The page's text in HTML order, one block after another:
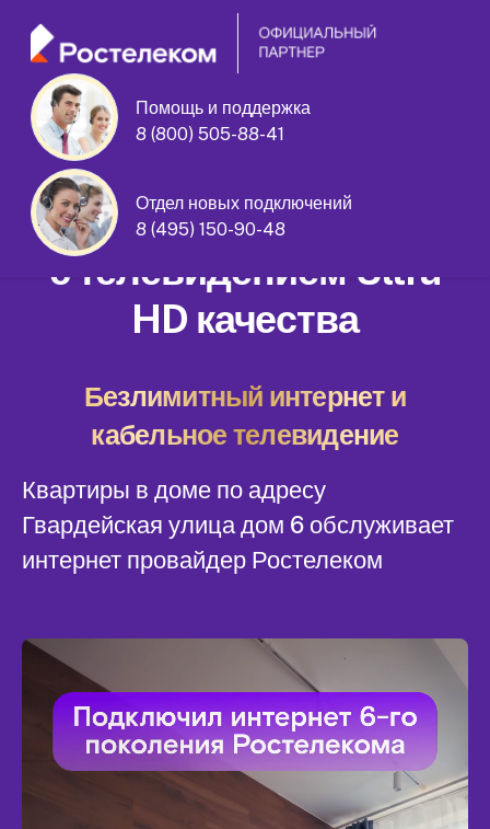
Помощь и поддержка
8 (800) 505-88-41
Отдел новых подключений
8 (495) 150-90-48
Гвардейская улица дом 6
Домашний интернет
с телевидением Ultra
HD качества
Безлимитный интернет и
кабельное телевидение
Квартиры в доме по адресу
Гвардейская улица дом 6 обслуживает
интернет провайдер Ростелеком